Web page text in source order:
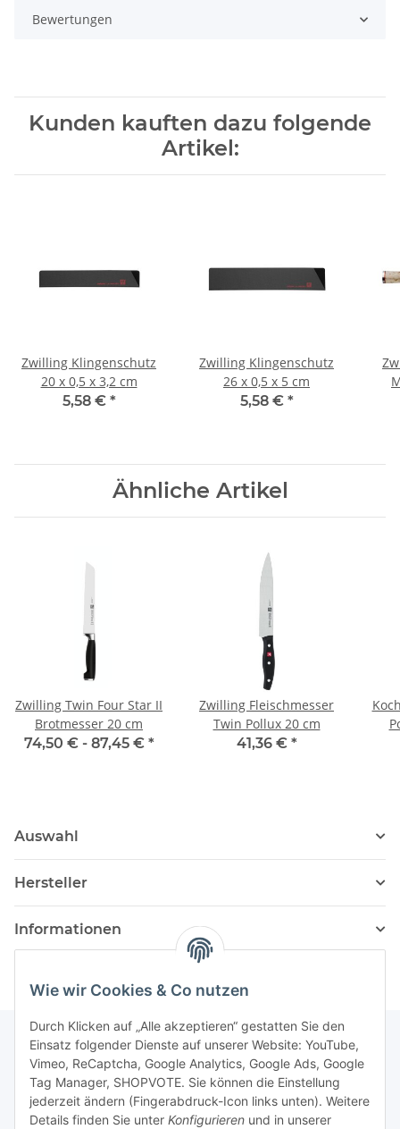
Wie wir Cookies & Co nutzen
Durch Klicken auf „Alle akzeptieren“ gestatten Sie den
Einsatz folgender Dienste auf unserer Website: YouTube,
Vimeo, ReCaptcha, Google Analytics, Google Ads, Google
Tag Manager, SHOPVOTE. Sie können die Einstellung
jederzeit ändern (Fingerabdruck-Icon links unten). Weitere
Details finden Sie unter Konfigurieren und in unserer
Bewertungen
Kunden kauften dazu folgende
Artikel:
Zwilling Klingenschutz
20 x 0,5 x 3,2 cm
5,58 € *
Zwilling Klingenschutz
26 x 0,5 x 5 cm
5,58 € *
Ähnliche Artikel
Zwilling Twin Four Star II
Brotmesser 20 cm
74,50 € - 87,45 € *
Zwilling Fleischmesser
Twin Pollux 20 cm
41,36 € *
Auswahl
Hersteller
Informationen
Newsletter Abonnieren
Bitte senden Sie mir entsprechend Ihrer